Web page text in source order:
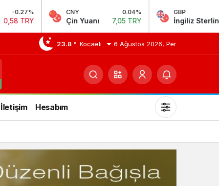
0.04%
Yuanı 7,05 TRY
0.15%
İngiliz Sterlini 64,23 TRY
23.8 ° Kocaeli 6 Ağustos 2026, Per
İletişim Hesabım
Mod
değiştir